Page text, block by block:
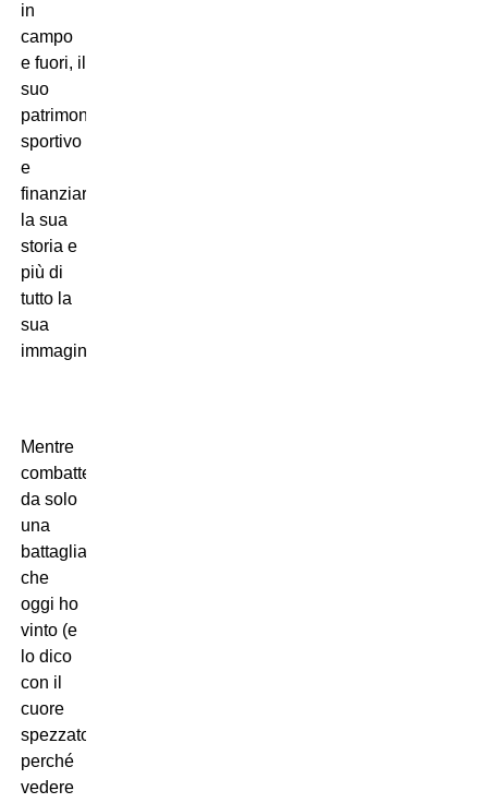
in
campo
e fuori, il
suo
patrimonio,
sportivo
e
finanziario,
la sua
storia e
più di
tutto la
sua
immagine!
Mentre
combattevo
da solo
una
battaglia
che
oggi ho
vinto (e
lo dico
con il
cuore
spezzato,
perché
vedere